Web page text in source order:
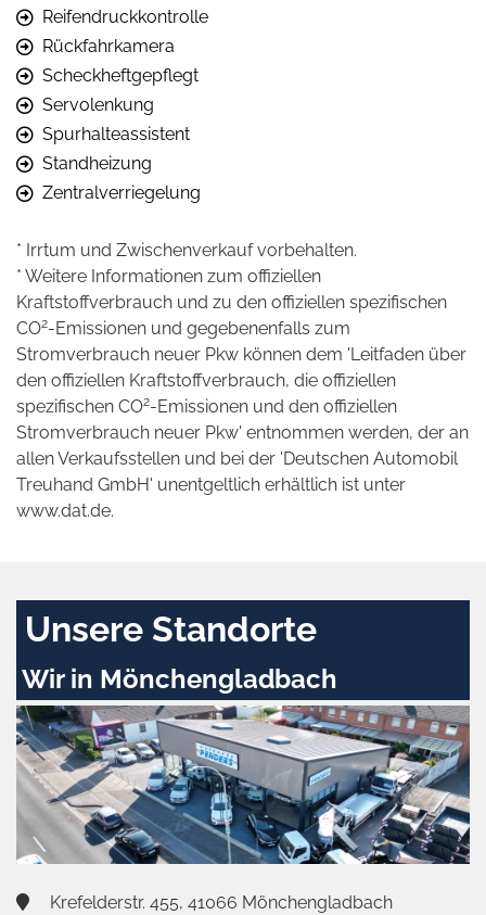
Reifendruckkontrolle
Rückfahrkamera
Scheckheftgepflegt
Servolenkung
Spurhalteassistent
Standheizung
Zentralverriegelung
* Irrtum und Zwischenverkauf vorbehalten.
* Weitere Informationen zum offiziellen
Kraftstoffverbrauch und zu den offiziellen spezifischen
CO2-Emissionen und gegebenenfalls zum
Stromverbrauch neuer Pkw können dem 'Leitfaden über
den offiziellen Kraftstoffverbrauch, die offiziellen
spezifischen CO2-Emissionen und den offiziellen
Stromverbrauch neuer Pkw' entnommen werden, der an
allen Verkaufsstellen und bei der 'Deutschen Automobil
Treuhand GmbH' unentgeltlich erhältlich ist unter
www.dat.de.
Unsere Standorte
Wir in Mönchengladbach
Krefelderstr. 455, 41066 Mönchengladbach